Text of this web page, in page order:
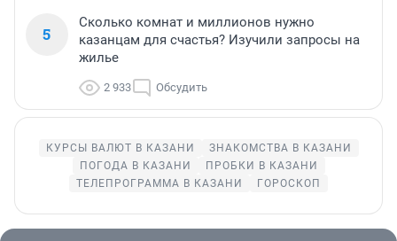
5
Сколько комнат и миллионов нужно
казанцам для счастья? Изучили запросы на
жилье
2 933 Обсудить
КУРСЫ ВАЛЮТ В КАЗАНИ
ЗНАКОМСТВА В КАЗАНИ
ПОГОДА В КАЗАНИ
ПРОБКИ В КАЗАНИ
ТЕЛЕПРОГРАММА В КАЗАНИ
ГОРОСКОП